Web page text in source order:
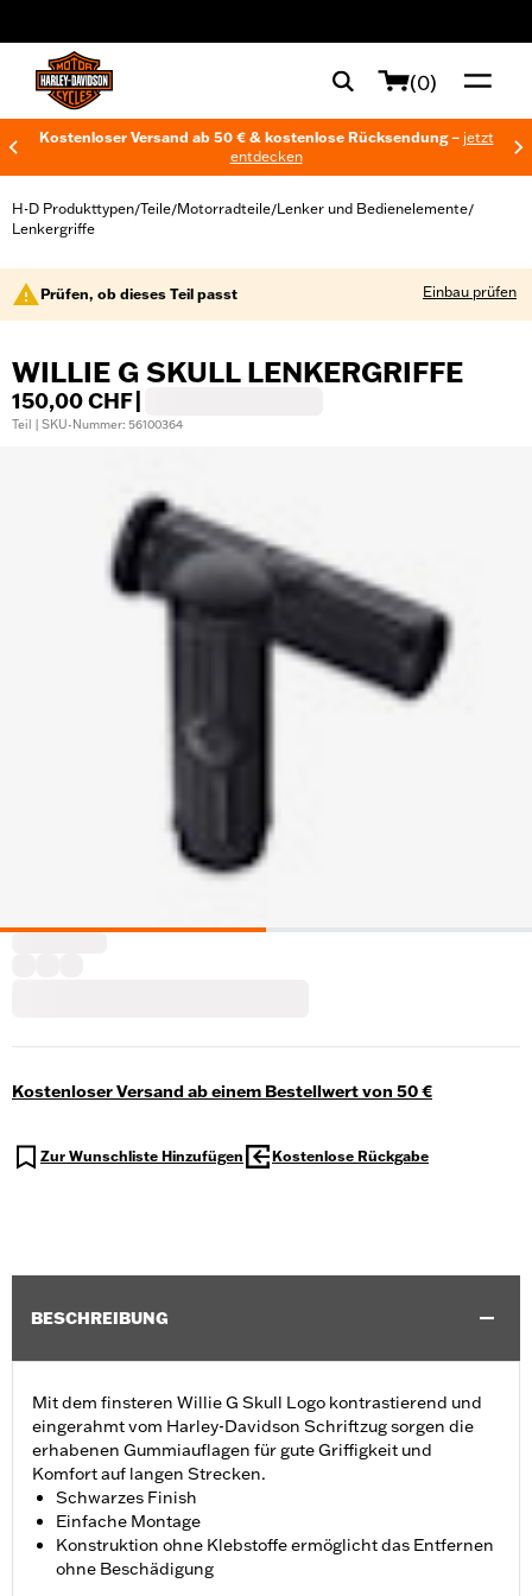
(0)
Kostenloser Versand ab 50 € & kostenlose Rücksendung – jetzt
entdecken
H-D Produkttypen/Teile/Motorradteile/Lenker und Bedienelemente/
Lenkergriffe
Prüfen, ob dieses Teil passt Einbau prüfen
WILLIE G SKULL LENKERGRIFFE
150,00 CHF
Teil | SKU-Nummer: 56100364
Kostenloser Versand ab einem Bestellwert von 50 €
Zur Wunschliste Hinzufügen Kostenlose Rückgabe
BESCHREIBUNG
Mit dem finsteren Willie G Skull Logo kontrastierend und
eingerahmt vom Harley-Davidson Schriftzug sorgen die
erhabenen Gummiauflagen für gute Griffigkeit und
Komfort auf langen Strecken.
Schwarzes Finish
Einfache Montage
Konstruktion ohne Klebstoffe ermöglicht das Entfernen
ohne Beschädigung